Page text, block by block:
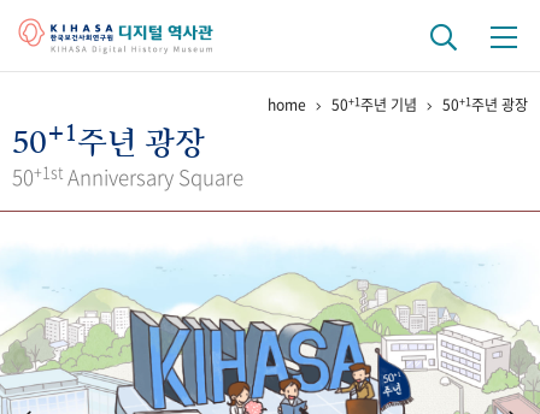
걸어온 길 기관 변천사
키워드로 보는 연구 역사
연구자들
간행물 변천사
기록물 아카이브
home 50+1주년 기념 50+1주년 광장
50+1주년 광장
50+1st Anniversary Square